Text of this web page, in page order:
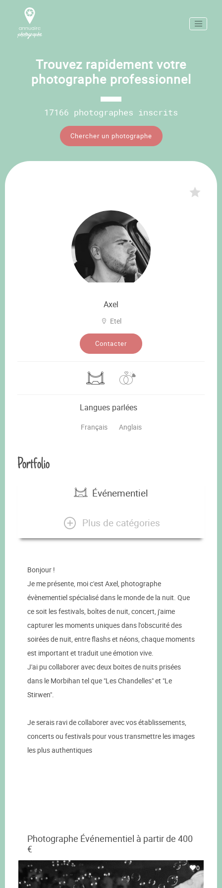
Trouvez rapidement votre
photographe professionnel
17166 photographes inscrits
Chercher un photographe
Axel
Etel
Contacter
Langues parlées
Français Anglais
Portfolio
Événementiel
Plus de catégories
Bonjour !
Je me présente, moi c'est Axel, photographe
évènementiel spécialisé dans le monde de la nuit. Que
ce soit les festivals, boîtes de nuit, concert, j'aime
capturer les moments uniques dans l'obscurité des
soirées de nuit, entre flashs et néons, chaque moments
est important et traduit une émotion vive.
J'ai pu collaborer avec deux boites de nuits prisées
dans le Morbihan tel que "Les Chandelles" et "Le
Stirwen".
Je serais ravi de collaborer avec vos établissements,
concerts ou festivals pour vous transmettre les images
les plus authentiques
Photographe Événementiel à partir de 400
€
0